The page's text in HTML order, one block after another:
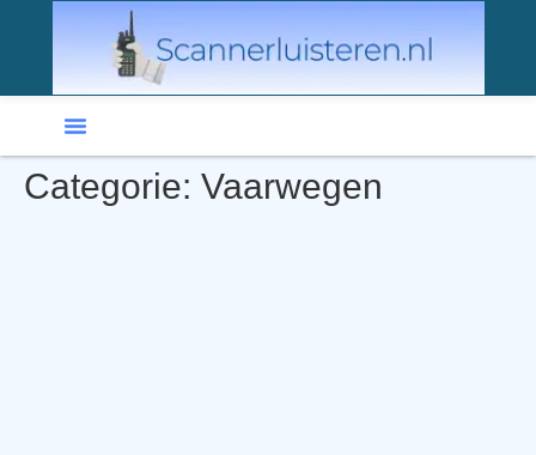
Categorie: Vaarwegen